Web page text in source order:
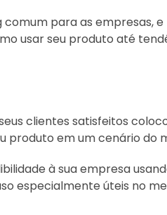
para as empresas,
usar seu produto até
clientes satisfeitos
produto em um cenário do
à sua empresa
especialmente úteis no